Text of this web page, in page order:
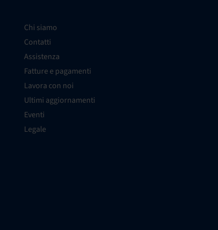
Chi siamo
Contatti
Assistenza
Fatture e pagamenti
Lavora con noi
Ultimi aggiornamenti
Eventi
Legale